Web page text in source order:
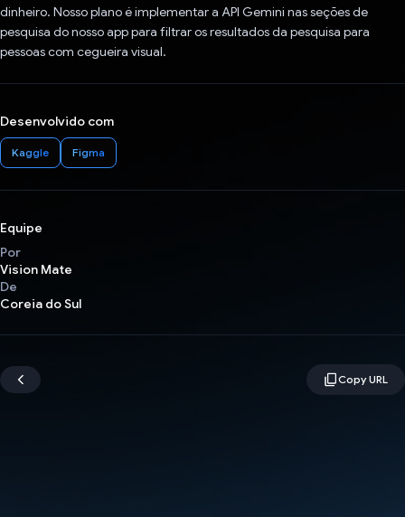
dinheiro. Nosso plano é implementar a API Gemini nas seções de
pesquisa do nosso app para filtrar os resultados da pesquisa para
pessoas com cegueira visual.
Desenvolvido com
Kaggle Figma
Equipe
Por
Vision Mate
De
Coreia do Sul